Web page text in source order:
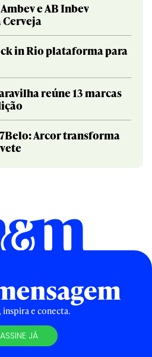
e AB Inbev
Cerveja
in Rio plataforma para
reúne 13 marcas
Arcor transforma
e conecta.
ASSINE JÁ